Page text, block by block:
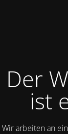
Der
ist
Wir arbeiten an